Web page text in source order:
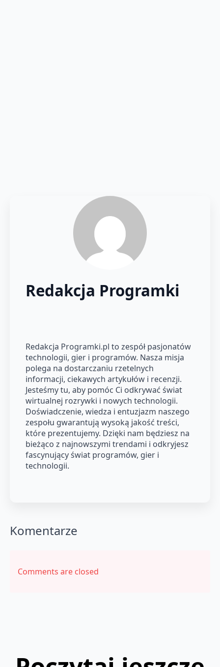
Redakcja Programki
Redakcja Programki.pl to zespół pasjonatów
technologii, gier i programów. Nasza misja
polega na dostarczaniu rzetelnych
informacji, ciekawych artykułów i recenzji.
Jesteśmy tu, aby pomóc Ci odkrywać świat
wirtualnej rozrywki i nowych technologii.
Doświadczenie, wiedza i entuzjazm naszego
zespołu gwarantują wysoką jakość treści,
które prezentujemy. Dzięki nam będziesz na
bieżąco z najnowszymi trendami i odkryjesz
fascynujący świat programów, gier i
technologii.
Komentarze
Comments are closed